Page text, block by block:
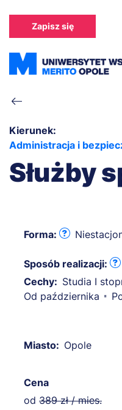
treści
Zapisz się
Ścieżka
nawigacyjna
Kierunek:
Administracja i
Służby
Forma:
Sposób realizacji:
Cechy: Studia I
Od października
Miasto: Opole
Cena
od 389 zł / mies.